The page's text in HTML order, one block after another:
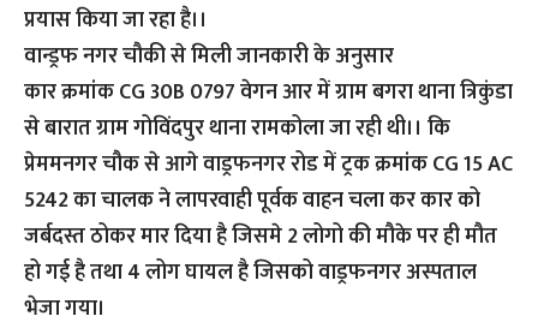
प्रयास किया जा रहा है।।
वान्ड्रफ नगर चौकी से मिली जानकारी के अनुसार
कार क्रमांक CG 30B 0797 वेगन आर में ग्राम बगरा थाना त्रिकुंडा
से बारात ग्राम गोविंदपुर थाना रामकोला जा रही थी।। कि
प्रेममनगर चौक से आगे वाड्रफनगर रोड में ट्रक क्रमांक CG 15 AC
5242 का चालक ने लापरवाही पूर्वक वाहन चला कर कार को
जर्बदस्त ठोकर मार दिया है जिसमे 2 लोगो की मौके पर ही मौत
हो गई है तथा 4 लोग घायल है जिसको वाड्रफनगर अस्पताल
भेजा गया।